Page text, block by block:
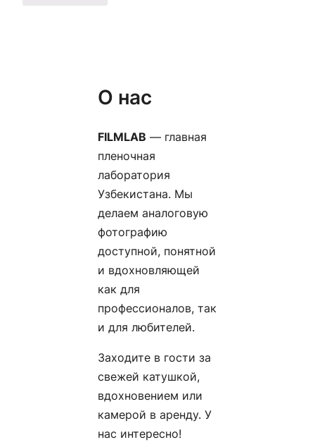
О нас
FILMLAB — главная
пленочная
лаборатория
Узбекистана. Мы
делаем аналоговую
фотографию
доступной, понятной
и вдохновляющей
как для
профессионалов, так
и для любителей.
Заходите в гости за
свежей катушкой,
вдохновением или
камерой в аренду. У
нас интересно!